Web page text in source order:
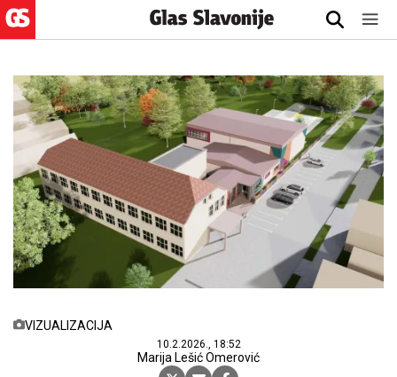
VIZUALIZACIJA
10.2.2026., 18:52
Marija Lešić Omerović